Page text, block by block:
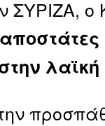
ΣΥΡΙΖΑ, ο